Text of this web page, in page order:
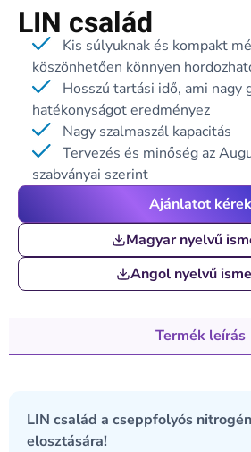
LIN család
Kis súlyuknak és kompakt
köszönhetően könnyen
Hosszú tartási idő, ami nagy
hatékonyságot eredményez
Nagy szalmaszál kapacitás
Tervezés és minőség az
szabványai szerint
Ajánlatot kérek
Magyar nyelvű
Angol nyelvű
Termék leírás
LIN család a cseppfolyós
elosztására!